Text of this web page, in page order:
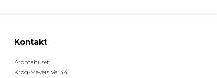
Kontakt
Aromahuset
Krog-Meyers Vej 44